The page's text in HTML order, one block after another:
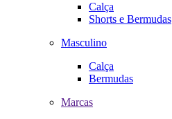
Calça
Shorts e Bermudas
Masculino
Calça
Bermudas
Marcas